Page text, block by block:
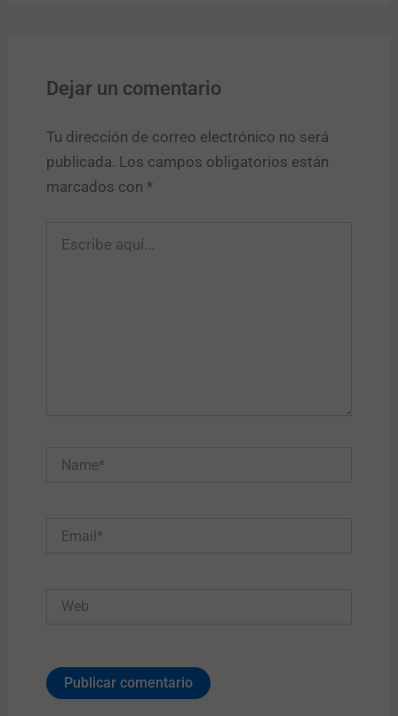
Dejar un comentario
Tu dirección de correo electrónico no será
publicada. Los campos obligatorios están
marcados con *
aquí...